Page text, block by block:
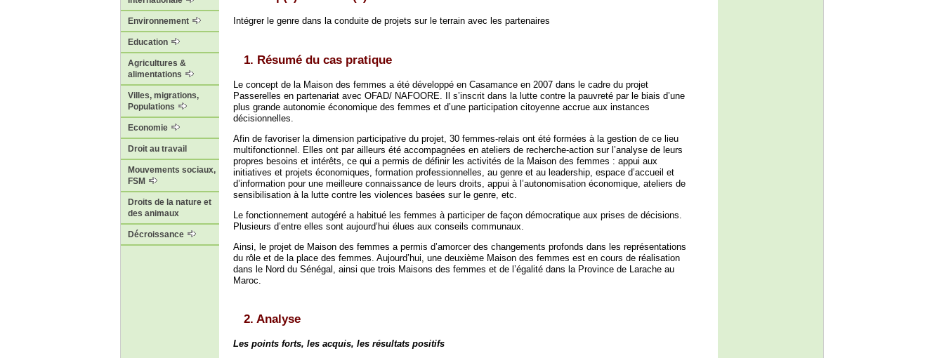
Environnement
Education
Agricultures &
alimentations
Villes, migrations,
Populations
Economie
Droit au travail
Mouvements sociaux,
FSM
Droits de la nature et
des animaux
Décroissance
Intégrer le genre dans la conduite de projets sur le terrain avec les partenaires
1. Résumé du cas pratique
Le concept de la Maison des femmes a été développé en Casamance en 2007 dans le cadre du projet
Passerelles en partenariat avec OFAD/ NAFOORE. Il s’inscrit dans la lutte contre la pauvreté par le biais d’une
plus grande autonomie économique des femmes et d’une participation citoyenne accrue aux instances
décisionnelles.
Afin de favoriser la dimension participative du projet, 30 femmes-relais ont été formées à la gestion de ce lieu
multifonctionnel. Elles ont par ailleurs été accompagnées en ateliers de recherche-action sur l’analyse de leurs
propres besoins et intérêts, ce qui a permis de définir les activités de la Maison des femmes : appui aux
initiatives et projets économiques, formation professionnelles, au genre et au leadership, espace d’accueil et
d’information pour une meilleure connaissance de leurs droits, appui à l’autonomisation économique, ateliers de
sensibilisation à la lutte contre les violences basées sur le genre, etc.
Le fonctionnement autogéré a habitué les femmes à participer de façon démocratique aux prises de décisions.
Plusieurs d’entre elles sont aujourd’hui élues aux conseils communaux.
Ainsi, le projet de Maison des femmes a permis d’amorcer des changements profonds dans les représentations
du rôle et de la place des femmes. Aujourd’hui, une deuxième Maison des femmes est en cours de réalisation
dans le Nord du Sénégal, ainsi que trois Maisons des femmes et de l’égalité dans la Province de Larache au
Maroc.
2. Analyse
Les points forts, les acquis, les résultats positifs